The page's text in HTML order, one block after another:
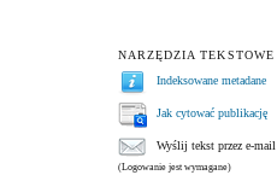
NARZĘDZIA TEKSTOWE
Indeksowane metadane
Jak cytować publikację
Wyślij tekst przez e-mail
(Logowanie jest wymagane)